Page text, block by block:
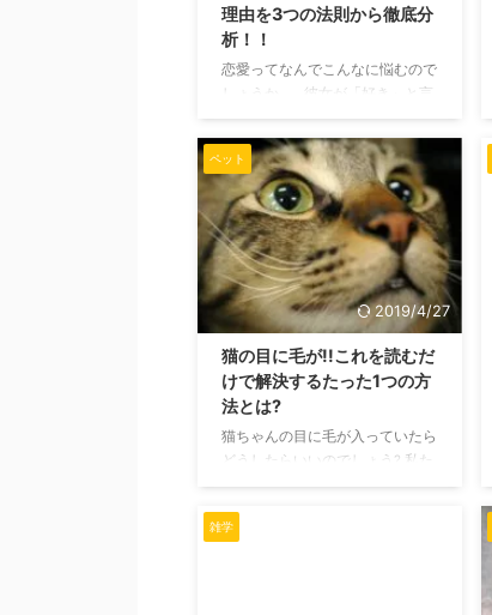
すよね。 あの部分の正式名称は
「縁皮嚢（えんぴのう）」といい
ます。 ほかにも「耳袋」とよば
れていたりするそうです。 ...
理由を3つの法則から徹底分
析！！
恋愛ってなんでこんなに悩むので
しょうか...... 彼女が「好き」と言
なることはありませんか。 彼女
が好きと言わない原因はなんなの
か？ 「付き合いはじめはラブラ
ブでいつも好き言ってくれたの
に」......今じゃまったく彼女に
「好き」と言ってもらえないと悩
んでしまう。 ネガティブな発想
をして「もう俺のことが好きじゃ
なくなった...」なんて早まった気
持ちにならないでください。 き
っと彼女に「好き」と言わせる方
法があるはず。 異性の気持ちは
100％分からないから、「好き」
と言葉で表 ...
ペット
2019/4/27
猫の目に毛が!!これを読むだ
けで解決するたった1つの方
法とは?
猫ちゃんの目に毛が入っていたら
どうしたらいいのでしょう? 私た
しまってもいいのでしょうか? 目
を傷つけてしまったらどうしよ
雑学